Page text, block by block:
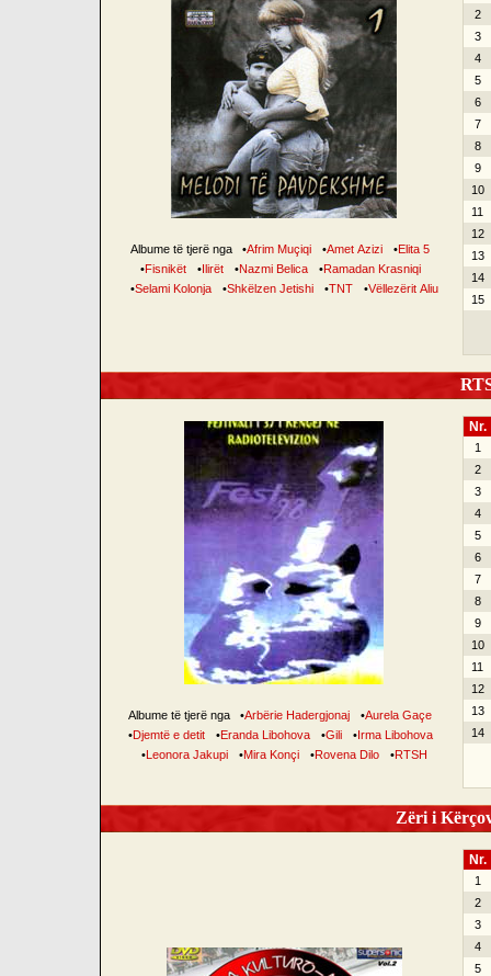
Albume të tjerë nga •Afrim Muçiqi •Amet Azizi •Elita 5
•Fisnikët •Ilirët •Nazmi Belica •Ramadan Krasniqi
•Selami Kolonja •Shkëlzen Jetishi •TNT •Vëllezërit Aliu
2
3
4
5
6
7
8
9
10
11
12
13
14
15
Albume të tjerë nga •Arbërie Hadergjonaj •Aurela Gaçe
•Djemtë e detit •Eranda Libohova •Gili •Irma Libohova
•Leonora Jakupi •Mira Konçi •Rovena Dilo •RTSH
Nr.
1
2
3
4
5
6
7
8
9
10
11
12
13
14
Zëri i
Nr.
1
2
3
4
5